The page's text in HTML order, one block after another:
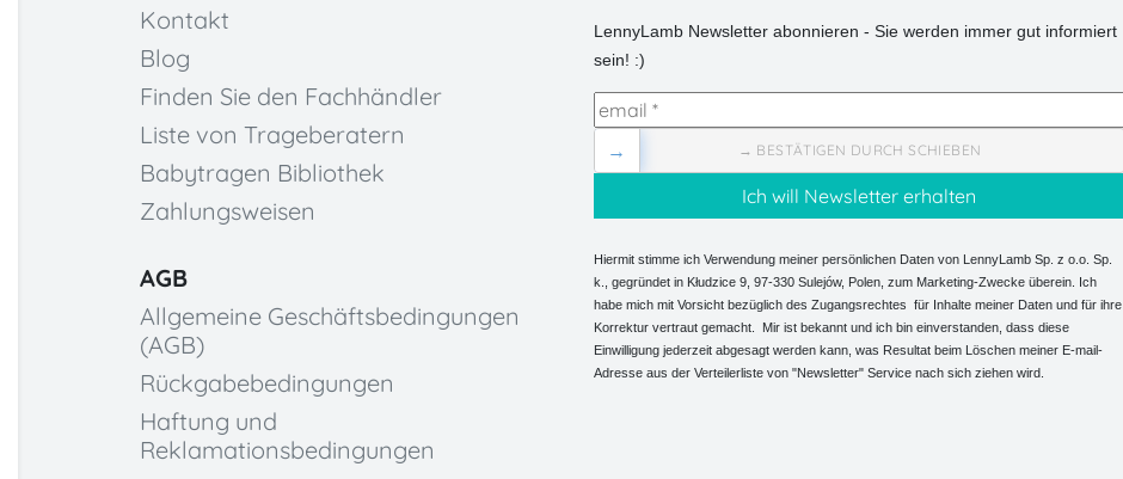
Kontakt
Blog
Finden Sie den Fachhändler
Liste von Trageberatern
Babytragen Bibliothek
Zahlungsweisen
AGB
Allgemeine Geschäftsbedingungen
(AGB)
Rückgabebedingungen
Haftung und
Reklamationsbedingungen
LennyLamb Newsletter abonnieren - Sie werden immer gut informiert
sein! :)
→ BESTÄTIGEN DURCH SCHIEBEN
→
Hiermit stimme ich Verwendung meiner persönlichen Daten von LennyLamb Sp. z o.o. Sp.
k., gegründet in Kłudzice 9, 97-330 Sulejów, Polen, zum Marketing-Zwecke überein. Ich
habe mich mit Vorsicht bezüglich des Zugangsrechtes für Inhalte meiner Daten und für ihre
Korrektur vertraut gemacht. Mir ist bekannt und ich bin einverstanden, dass diese
Einwilligung jederzeit abgesagt werden kann, was Resultat beim Löschen meiner E-mail-
Adresse aus der Verteilerliste von "Newsletter" Service nach sich ziehen wird.